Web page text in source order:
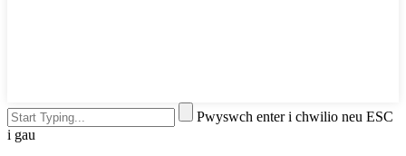
Pwyswch enter i chwilio neu ESC
i gau